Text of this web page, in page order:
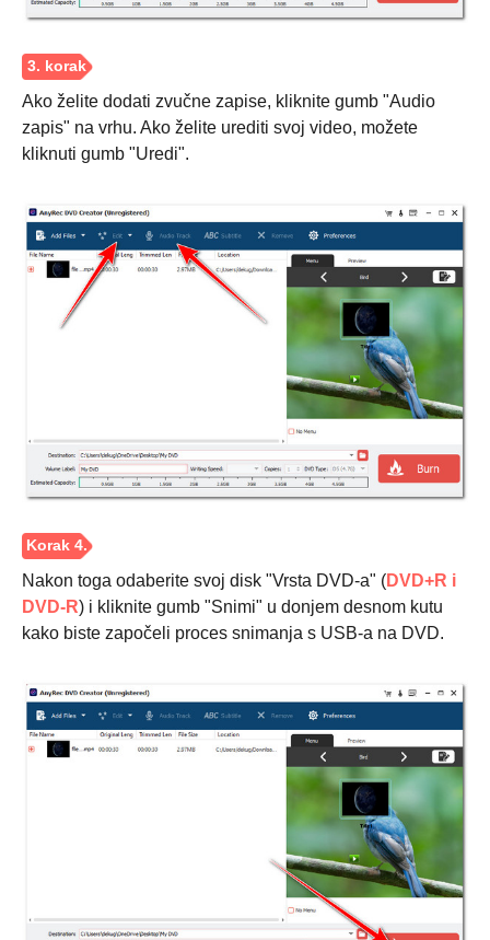
Korak 2.
Ako želite dodati zvučne zapise, kliknite gumb "Audio
zapis" na vrhu. Ako želite urediti svoj video, možete
kliknuti gumb "Uredi".
Nakon toga odaberite svoj disk "Vrsta DVD-a" (DVD+R i
DVD-R) i kliknite gumb "Snimi" u donjem desnom kutu
kako biste započeli proces snimanja s USB-a na DVD.